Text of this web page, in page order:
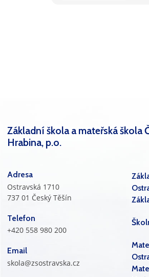
Základní škola a mateřská škola
Hrabina, p.o.
Adresa
Ostravská 1710
737 01 Český Těšín
Telefon
+420 558 980 200
Email
skola@zsostravska.cz